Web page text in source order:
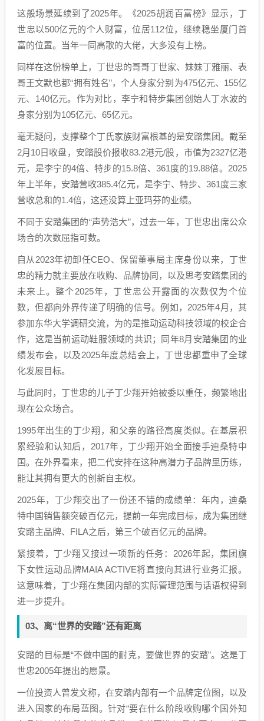
这般场景延续到了2025年。《2025胡润百富榜》显示，丁
世忠以500亿元的个人财富，位居112位，继续稳坐厦门首
富的位置。当年一同高歌的大佬，大多没有上榜。
同样在这份榜单上，丁世忠的哥哥丁世家、妹妹丁雅丽、表
哥王文默也都“拥有姓名”，个人身家分别为475亿元、155亿
元、140亿元。作为对比，李宁和特步集团创始人丁水波的
身家分别为105亿元、65亿元。
毫无疑问，支撑整个丁氏家族财富根基的是安踏集团。截至
2月10日收盘，安踏股价报收83.2港元/股，市值为2327亿港
元，是李宁的4倍、特步的15.8倍、361度的19.88倍。2025
年上半年，安踏营收385.4亿元，是李宁、特步、361度三家
营收总和的1.4倍，这还没算上亚玛芬的业绩。
不同于安踏集团的“声势浩大”，过去一年，丁世忠出席公众
场合的次数屈指可数。
自从2023年初卸任CEO、保留董事局主席身份以来，丁世
忠的精力就主要放在收购、品牌协同，以及思考安踏集团的
未来上。整个2025年，丁世忠公开露面的次数仅为个位
数，但都向外界传递了明确的信号。例如，2025年4月，其
参加东华大学调研交流，为的是推动运动科技领域的校企合
作，这是当前运动鞋服领域的共识；同年8月安踏集团的业
绩发布会，以及2025年度总结会上，丁世忠都重申了全球
化发展目标。
与此同时，丁世忠的儿子丁少翔开始被委以重任，频繁地出
现在公众场合。
1995年出生的丁少翔，和父亲的路径高度类似。在基层积
累经验和认知后，2017年，丁少翔开始全面接手迪桑特中
国。在外界看来，把二代安排在这种高潜力子品牌里历练，
能让其拥有更大的创新自主权。
2025年，丁少翔交出了一份还不错的成绩单：年内，迪桑
特中国销售额突破百亿元，提前一年完成目标，成为集团继
安踏主品牌、FILA之后，第三个破百亿元的品牌。
紧接着，丁少翔又接过一项新的任务：2026年起，集团旗
下女性运动品牌MAIA ACTIVE将直接向其进行业务汇报。
这意味着，丁少翔在集团内部的实际管理范围与话语权得到
进一步提升。
03、离“世界的安踏”还有距离
安踏的目标是“不做中国的耐克，要做世界的安踏”。这是丁
世忠2005年提出的愿景。
一位投资人曾发文称，在安踏内部有一个品牌定位图，以及
进入国家的布局蓝图。针对“要在什么阶段收购哪个国外知